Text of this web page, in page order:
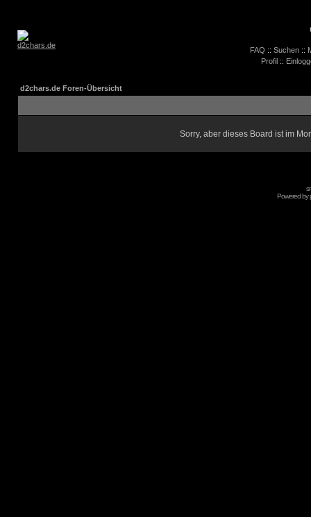
FAQ :: Suchen ::
Profil::
d2chars.de Foren-Übersicht
Sorry, aber dieses Board ist im
Powered by